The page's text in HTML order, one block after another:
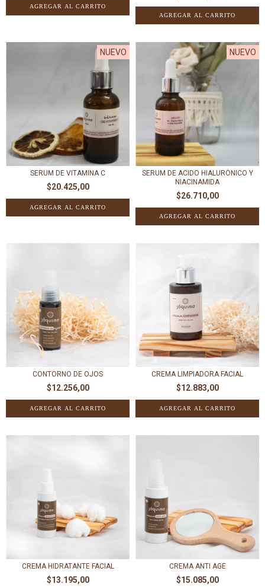
NUEVO
SERUM DE VITAMINA C
$20.425,00
NUEVO
SERUM DE ACIDO HIALURÓNICO Y
NIACINAMIDA
$26.710,00
CONTORNO DE OJOS
$12.256,00
CREMA LIMPIADORA FACIAL
$12.883,00
CREMA HIDRATANTE FACIAL
$13.195,00
CREMA ANTI AGE
$15.085,00